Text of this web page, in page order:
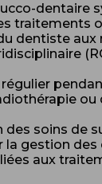
dentaire
traitements
dentiste aux
ou
des soins de
gestion des
aux